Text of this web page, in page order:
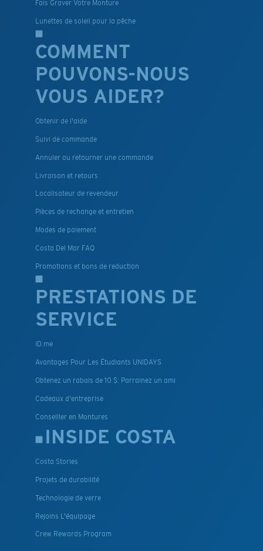
Fais Graver Votre Monture
Lunettes de soleil pour la pêche
COMMENT
POUVONS-NOUS
VOUS AIDER?
Obtenir de l'aide
Suivi de commande
Annuler ou retourner une commande
Livraison et retours
Localisateur de revendeur
Pièces de rechange et entretien
Modes de paiement
Costa Del Mar FAQ
Promotions et bons de reduction
PRESTATIONS DE
SERVICE
ID.me
Avantages Pour Les Étudiants UNIDAYS
Obtenez un rabais de 10 $: Parrainez un ami
Cadeaux d'entreprise
Conseiller en Montures
INSIDE COSTA
Costa Stories
Projets de durabilité
Technologie de verre
Rejoins L'équipage
Crew Rewards Program